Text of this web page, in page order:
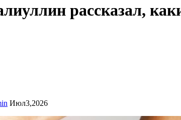
рассказал,
Июл3,2026